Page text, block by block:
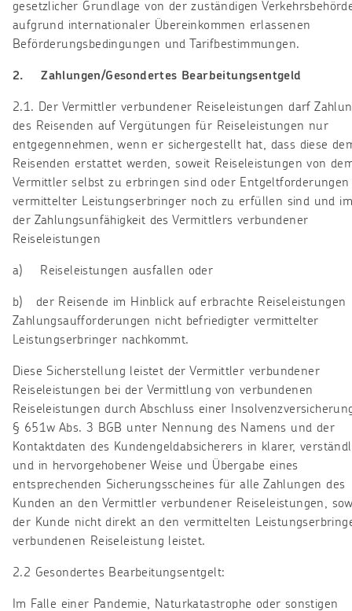
gesetzlicher Grundlage von der zuständigen
aufgrund internationaler Übereinkommen erlassenen
Beförderungsbedingungen und Tarifbestimmungen.
2. Zahlungen/Gesondertes Bearbeitungsentgeld
2.1. Der Vermittler verbundener Reiseleistungen darf
des Reisenden auf Vergütungen für Reiseleistungen nur
entgegennehmen, wenn er sichergestellt hat, dass diese
Reisenden erstattet werden, soweit Reiseleistungen von
Vermittler selbst zu erbringen sind oder Entgeltforderungen
vermittelter Leistungserbringer noch zu erfüllen sind und
der Zahlungsunfähigkeit des Vermittlers verbundener
Reiseleistungen
a) Reiseleistungen ausfallen oder
b) der Reisende im Hinblick auf erbrachte Reiseleistungen
Zahlungsaufforderungen nicht befriedigter vermittelter
Leistungserbringer nachkommt.
Diese Sicherstellung leistet der Vermittler verbundener
Reiseleistungen bei der Vermittlung von verbundenen
Reiseleistungen durch Abschluss einer
§ 651w Abs. 3 BGB unter Nennung des Namens und der
Kontaktdaten des Kundengeldabsicherers in klarer,
und in hervorgehobener Weise und Übergabe eines
entsprechenden Sicherungsscheines für alle Zahlungen des
Kunden an den Vermittler verbundener Reiseleistungen,
der Kunde nicht direkt an den vermittelten
verbundenen Reiseleistung leistet.
2.2 Gesondertes Bearbeitungsentgelt:
Im Falle einer Pandemie, Naturkatastrophe oder sonstigen